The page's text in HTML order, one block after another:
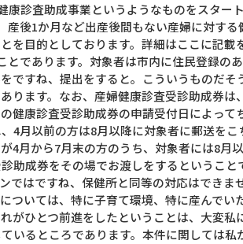
診査助成事業というようなものをスター
後1か月など出産後間もない産婦に対す
を目的としております。詳細はここに記載
であります。対象者は市内に住民登録の
ですね、提出をすると。こういうものだ
ます。なお、産婦健康診査受診助成券は
康診査受診助成券の申請受付日によって
4月以前の方は8月以降に対象者に郵送を
4月から7月末の方のうち、対象者には8月
助成券をその場でお渡しをするというこ
はですね、保健所と同等の対応はできま
いては、特に子育て環境、特に産んでい
がひとつ前進をしたということは、大変私
るところであります。本件に関しては私